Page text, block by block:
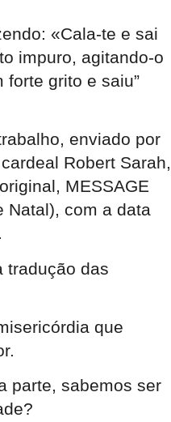
«Cala-te e sai
impuro, agitando-o
grito e saiu”
enviado por
Robert Sarah,
MESSAGE
Natal), com a data
tradução das
que
parte, sabemos ser